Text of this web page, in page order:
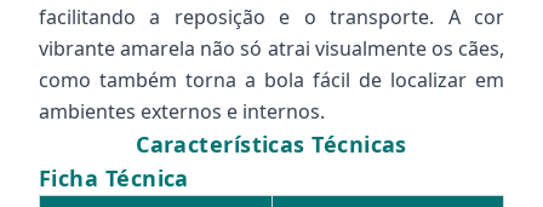
facilitando a reposição e o transporte. A cor
vibrante amarela não só atrai visualmente os cães,
como também torna a bola fácil de localizar em
ambientes externos e internos.
Características Técnicas
Ficha Técnica